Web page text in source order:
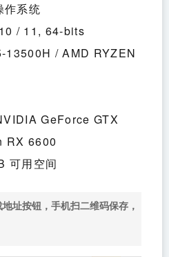
作系统
/ 11, 64-bits
13500H / AMD RYZEN
GeForce GTX
RX 6600
可用空间
地址按钮，手机扫二维码保存，